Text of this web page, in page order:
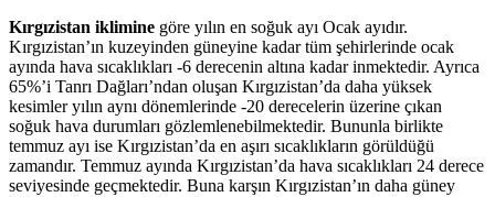
Kırgızistan iklimine göre yılın en soğuk ayı Ocak ayıdır.
Kırgızistan’ın kuzeyinden güneyine kadar tüm şehirlerinde ocak
ayında hava sıcaklıkları -6 derecenin altına kadar inmektedir. Ayrıca
65%’i Tanrı Dağları’ndan oluşan Kırgızistan’da daha yüksek
kesimler yılın aynı dönemlerinde -20 derecelerin üzerine çıkan
soğuk hava durumları gözlemlenebilmektedir. Bununla birlikte
temmuz ayı ise Kırgızistan’da en aşırı sıcaklıkların görüldüğü
zamandır. Temmuz ayında Kırgızistan’da hava sıcaklıkları 24 derece
seviyesinde geçmektedir. Buna karşın Kırgızistan’ın daha güney